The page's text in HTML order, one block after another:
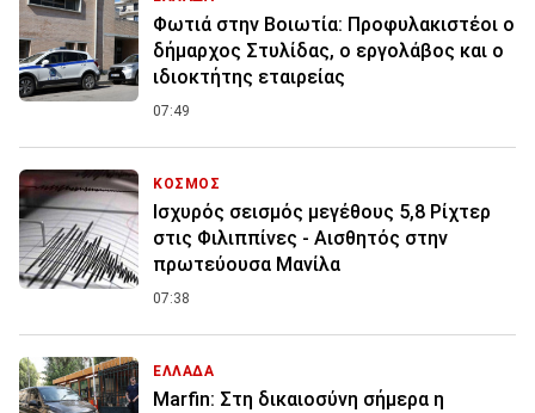
Φωτιά στην Βοιωτία: Προφυλακιστέοι ο
δήμαρχος Στυλίδας, ο εργολάβος και ο
ιδιοκτήτης εταιρείας
07:49
ΚΟΣΜΟΣ
Ισχυρός σεισμός μεγέθους 5,8 Ρίχτερ
στις Φιλιππίνες - Αισθητός στην
πρωτεύουσα Μανίλα
07:38
ΕΛΛΑΔΑ
Marfin: Στη δικαιοσύνη σήμερα η